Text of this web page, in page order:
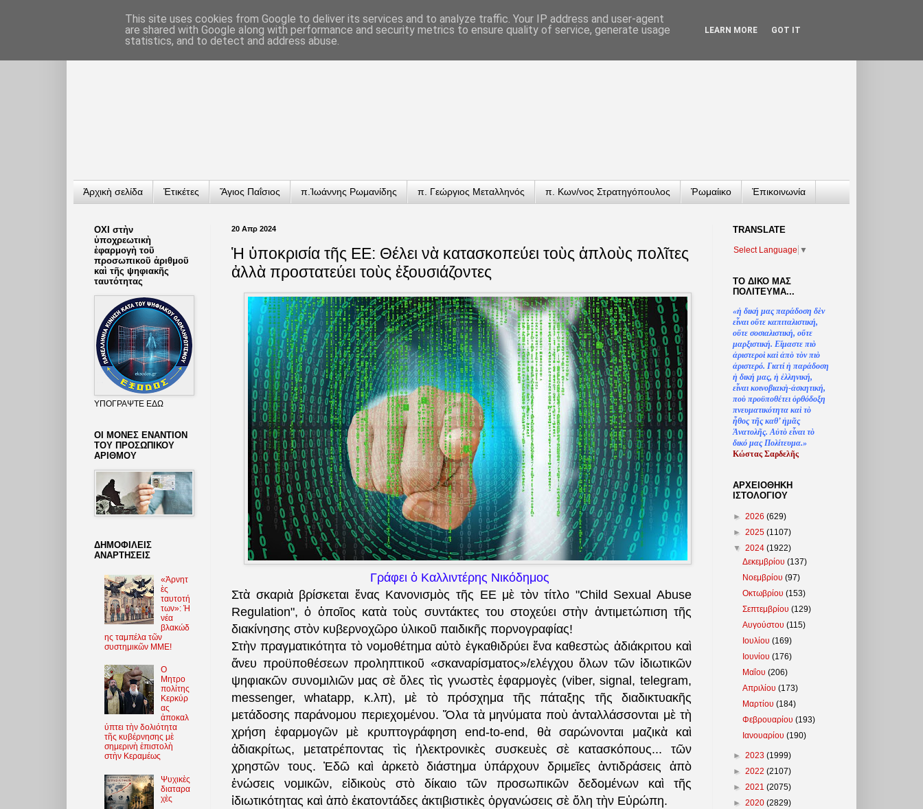
Ἀρχικὴ σελίδα Ἐτικέτες Ἅγιος Παΐσιος π.Ἰωάννης Ρωμανίδης π. Γεώργιος Μεταλληνός π. Κων/νος Στρατηγόπουλος Ῥωμαίικο Ἐπικοινωνία
20 Απρ 2024
Ἡ ὑποκρισία τῆς ΕΕ: Θέλει νὰ κατασκοπεύει τοὺς ἁπλοὺς πολῖτες
ἀλλὰ προστατεύει τοὺς ἐξουσιάζοντες
Γράφει ὁ Καλλιντέρης Νικόδημος
Στὰ σκαριὰ βρίσκεται ἕνας Κανονισμὸς τῆς ΕΕ μὲ τὸν τίτλο "Child Sexual Abuse
Regulation", ὁ ὁποῖος κατὰ τοὺς συντάκτες του στοχεύει στὴν ἀντιμετώπιση τῆς
διακίνησης στὸν κυβερνοχῶρο ὑλικοῦ παιδικῆς πορνογραφίας!
Στὴν πραγματικότητα τὸ νομοθέτημα αὐτὸ ἐγκαθιδρύει ἕνα καθεστὼς ἀδιάκριτου καὶ
ἄνευ προϋποθέσεων προληπτικοῦ «σκαναρίσματος»/ελέγχου ὅλων τῶν ἰδιωτικῶν
ψηφιακῶν συνομιλιῶν μας σὲ ὅλες τὶς γνωστὲς ἐφαρμογὲς (viber, signal, telegram,
messenger, whatapp, κ.λπ), μὲ τὸ πρόσχημα τῆς πάταξης τῆς διαδικτυακῆς
μετάδοσης παράνομου περιεχομένου. Ὅλα τὰ μηνύματα ποὺ ἀνταλλάσσονται μὲ τὴ
χρήση ἐφαρμογῶν μὲ κρυπτογράφηση end-to-end, θὰ σαρώνονται μαζικὰ καὶ
ἀδιακρίτως, μετατρέποντας τὶς ἠλεκτρονικὲς συσκευὲς σὲ κατασκόπους... τῶν
χρηστῶν τους. Ἐδῶ καὶ ἀρκετὸ διάστημα ὑπάρχουν δριμεῖες ἀντιδράσεις ἀπὸ
ἑνώσεις νομικῶν, εἰδικοὺς στὸ δίκαιο τῶν προσωπικῶν δεδομένων καὶ τῆς
ἰδιωτικότητας καὶ ἀπὸ ἑκατοντάδες ἀκτιβιστικὲς ὀργανώσεις σὲ ὅλη τὴν Εὐρώπη.
ΟΧΙ στὴν
ὑποχρεωτικὴ
ἐφαρμογὴ τοῦ
προσωπικοῦ ἀριθμοῦ
καὶ τῆς ψηφιακῆς
ταυτότητας
ΥΠΟΓΡΑΨΤΕ ΕΔΩ
ΟΙ ΜΟΝΕΣ ΕΝΑΝΤΙΟΝ
ΤΟΥ ΠΡΟΣΩΠΙΚΟΥ
ΑΡΙΘΜΟΥ
ΔΗΜΟΦΙΛΕΙΣ
ΑΝΑΡΤΗΣΕΙΣ
«Ἀρνητ
ὲς
ταυτοτή
των»: Ἡ
νέα
βλακώδ
ης ταμπέλα τῶν
συστημικῶν ΜΜΕ!
O
Μητρο
πολίτης
Κερκύρ
ας
ἀποκαλ
ύπτει τὴν δολιότητα
τῆς κυβέρνησης μὲ
σημερινὴ ἐπιστολὴ
στὴν Κεραμέως
Ψυχικὲς
διαταρα
χὲς
TRANSLATΕ
Select Language ▼
ΤΟ ΔΙΚΟ ΜΑΣ
ΠΟΛΙΤΕΥΜΑ...
«ἡ δική μας παράδοση δὲν
εἶναι οὔτε καπιταλιστική,
οὔτε σοσιαλιστική, οὔτε
μαρξιστική. Εἴμαστε πιὸ
ἀριστεροὶ καὶ ἀπὸ τὸν πιὸ
ἀριστερό. Γιατίἡ παράδοση
ἡ δική μας, ἡ ἑλληνική,
εἶναι κοινοβιακὴ-ἀσκητική,
ποὺ προϋποθέτει ὀρθόδοξη
πνευματικότητα καὶ τὸ
ἦθος τῆς καθ’ἠμᾶς
Ἀνατολῆς. Αὐτὸ εἶναι τὸ
δικό μας Πολίτευμα.»
Κώστας Σαρδελῆς
ΑΡΧΕΙΟΘΗΚΗ
ΙΣΤΟΛΟΓΙΟΥ
► 2026 (629)
► 2025 (1107)
▼ 2024 (1922)
Δεκεμβρίου(137)
Νοεμβρίου(97)
Οκτωβρίου(153)
Σεπτεμβρίου(129)
Αυγούστου(115)
Ιουλίου(169)
Ιουνίου(176)
Μαΐου(206)
Απριλίου(173)
Μαρτίου(184)
Φεβρουαρίου(193)
Ιανουαρίου(190)
► 2023 (1999)
► 2022 (2107)
► 2021 (2075)
► 2020 (2829)
This site uses cookies from Google to deliver its services and to analyze traffic. Your IP address and user-agent
are shared with Google along with performance and security metrics to ensure quality of service, generate usage
statistics, and to detect and address abuse.
LEARN MORE GOT IT